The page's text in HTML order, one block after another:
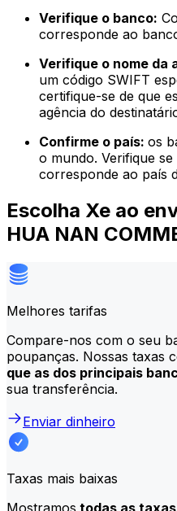
Verifique o banco:
corresponde ao
Verifique o nome da
um código SWIFT
certifique-se de que
agência do
Confirme o país: os
o mundo. Verifique
corresponde ao país
Escolha Xe ao
HUA NAN
Melhores tarifas
Compare-nos com o seu
poupanças. Nossas taxas
que as dos principais
sua transferência.
Enviar dinheiro
Taxas mais baixas
Mostramos todas as